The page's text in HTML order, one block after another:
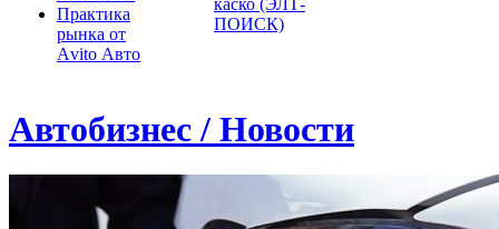
Практика
рынка от
Аvito Авто
каско (ЭЛТ-
ПОИСК)
Автобизнес / Новости